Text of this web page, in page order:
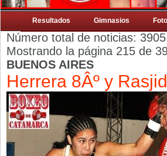
Resultados Gimnasios
Número total de noticias: 3905
Mostrando la página 215 de
BUENOS AIRES
Herrera 8Âº y